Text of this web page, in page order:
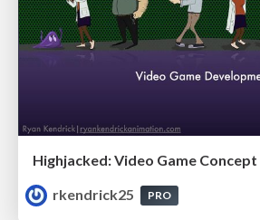
Highjacked: Video Game Concept
rkendrick25
PRO